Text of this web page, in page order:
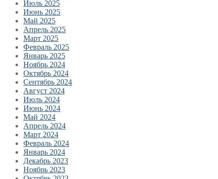
Июль 2025
Июнь 2025
Май 2025
Апрель 2025
Март 2025
Февраль 2025
Январь 2025
Ноябрь 2024
Октябрь 2024
Сентябрь 2024
Август 2024
Июль 2024
Июнь 2024
Май 2024
Апрель 2024
Март 2024
Февраль 2024
Январь 2024
Декабрь 2023
Ноябрь 2023